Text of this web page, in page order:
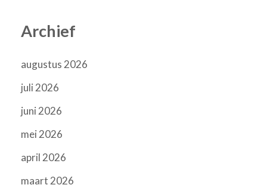
Archief
augustus 2026
juli 2026
juni 2026
mei 2026
april 2026
maart 2026